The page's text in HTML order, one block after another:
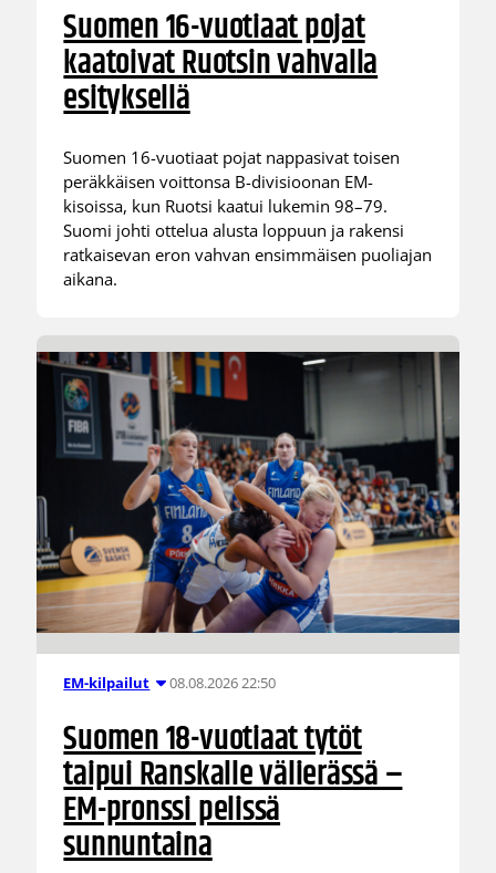
Suomen 16-vuotiaat pojat
kaatoivat Ruotsin vahvalla
esityksellä
Suomen 16-vuotiaat pojat nappasivat toisen
peräkkäisen voittonsa B-divisioonan EM-
kisoissa, kun Ruotsi kaatui lukemin 98–79.
Suomi johti ottelua alusta loppuun ja rakensi
ratkaisevan eron vahvan ensimmäisen puoliajan
aikana.
EM-kilpailut 08.08.2026 22:50
Suomen 18-vuotiaat tytöt
taipui Ranskalle välierässä –
EM-pronssi pelissä
sunnuntaina